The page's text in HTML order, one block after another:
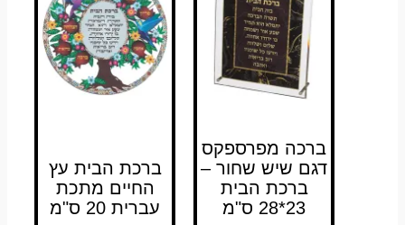
ברכה מפרספקס
דגם שיש שחור –
ברכת הבית
23*28 ס"מ
ברכת הבית עץ
החיים מתכת
עברית 20 ס"מ